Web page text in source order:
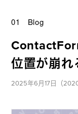
01 Blog
位置が崩れ
2025年6月17日（